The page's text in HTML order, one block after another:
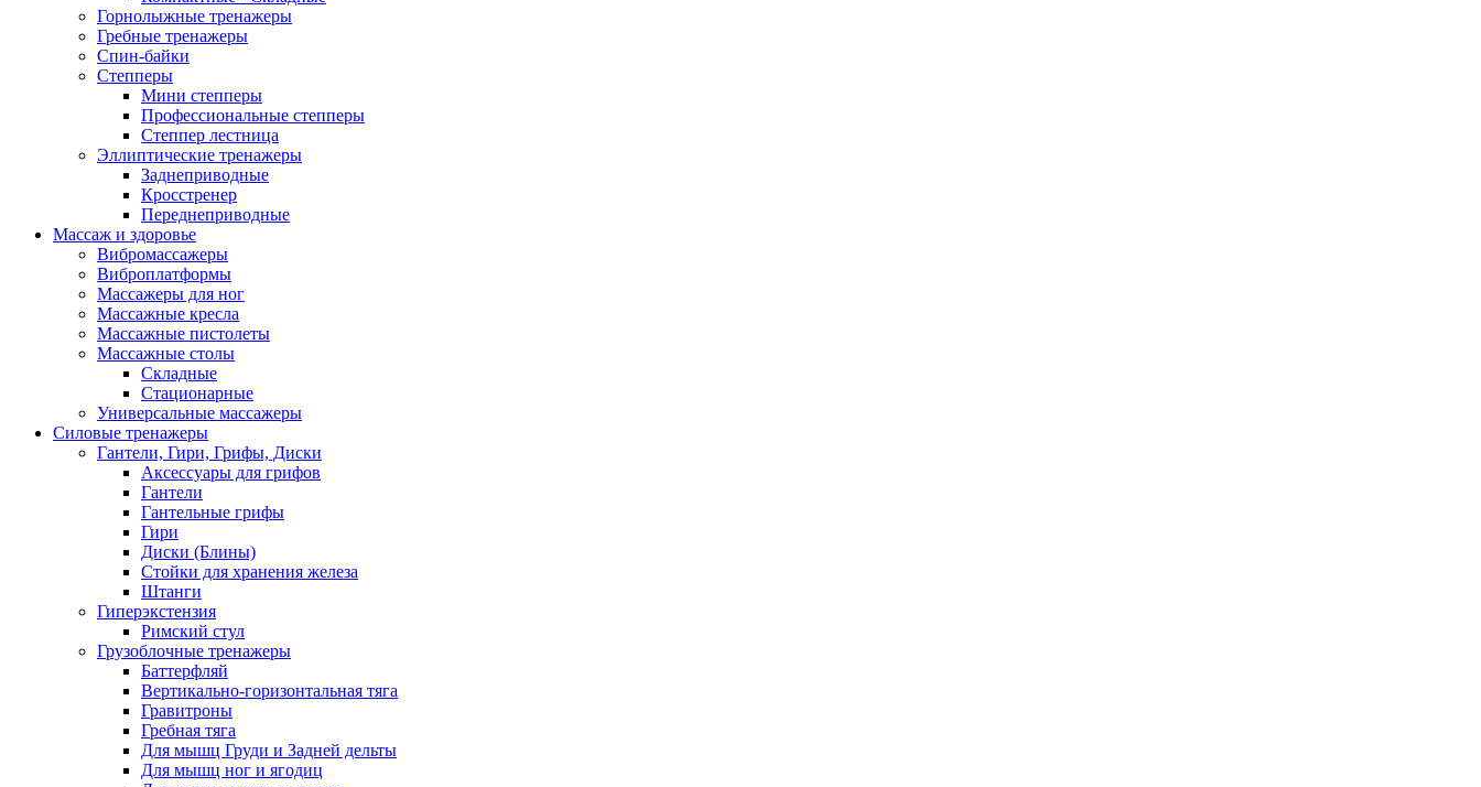
Горнолыжные тренажеры
Гребные тренажеры
Спин-байки
Степперы
Мини степперы
Профессиональные степперы
Степпер лестница
Эллиптические тренажеры
Заднеприводные
Кросстренер
Переднеприводные
Массаж и здоровье
Вибромассажеры
Виброплатформы
Массажеры для ног
Массажные кресла
Массажные пистолеты
Массажные столы
Складные
Стационарные
Универсальные массажеры
Силовые тренажеры
Гантели, Гири, Грифы, Диски
Аксессуары для грифов
Гантели
Гантельные грифы
Гири
Диски (Блины)
Стойки для хранения железа
Штанги
Гиперэкстензия
Римский стул
Грузоблочные тренажеры
Баттерфляй
Вертикально-горизонтальная тяга
Гравитроны
Гребная тяга
Для мышц Груди и Задней дельты
Для мышц ног и ягодиц